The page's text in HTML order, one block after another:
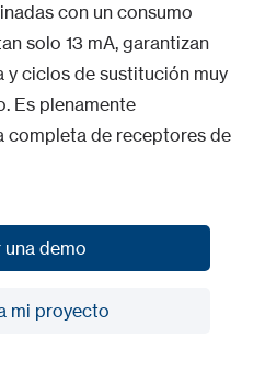
con un consumo
solo 13 mA, garantizan
y ciclos de sustitución muy
Es plenamente
completa de receptores de
demo
mi proyecto